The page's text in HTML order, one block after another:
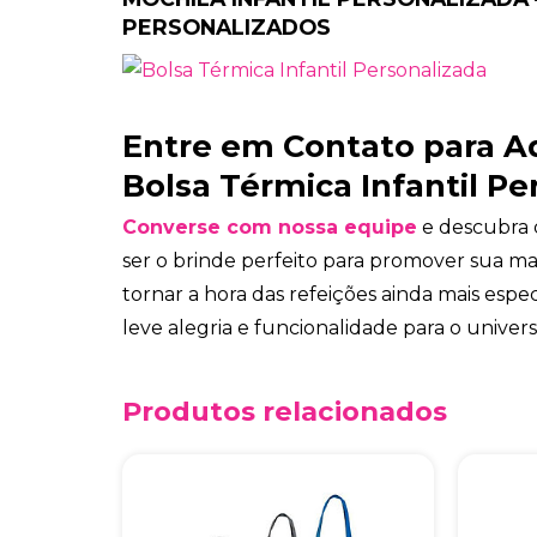
PERSONALIZADOS
Entre em Contato para
Bolsa Térmica Infantil
Converse com nossa equipe e descubra
ser o brinde perfeito para promover sua
tornar a hora das refeições ainda mais
leve alegria e funcionalidade para o
Produtos relacionados